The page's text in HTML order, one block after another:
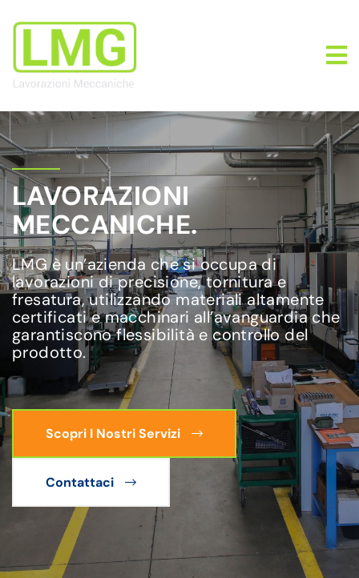
LAVORAZIONI
MECCANICHE.
LMG è un’azienda che si occupa di
lavorazioni di precisione, tornitura e
fresatura, utilizzando materiali altamente
certificati e macchinari all’avanguardia che
garantiscono flessibilità e controllo del
prodotto.
Scopri I Nostri Servizi
Contattaci